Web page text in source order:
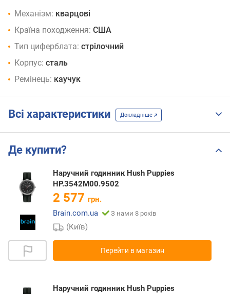
Механізм: кварцові
Країна походження: США
Тип циферблата: стрілочний
Корпус: сталь
Ремінець: каучук
Всі характеристики Докладніше
Де купити?
Наручний годинник Hush Puppies
HP.3542M00.9502
2 577 грн.
Brain.com.ua
З нами 8 років
(Київ)
Перейти в магазин
Наручний годинник Hush Puppies